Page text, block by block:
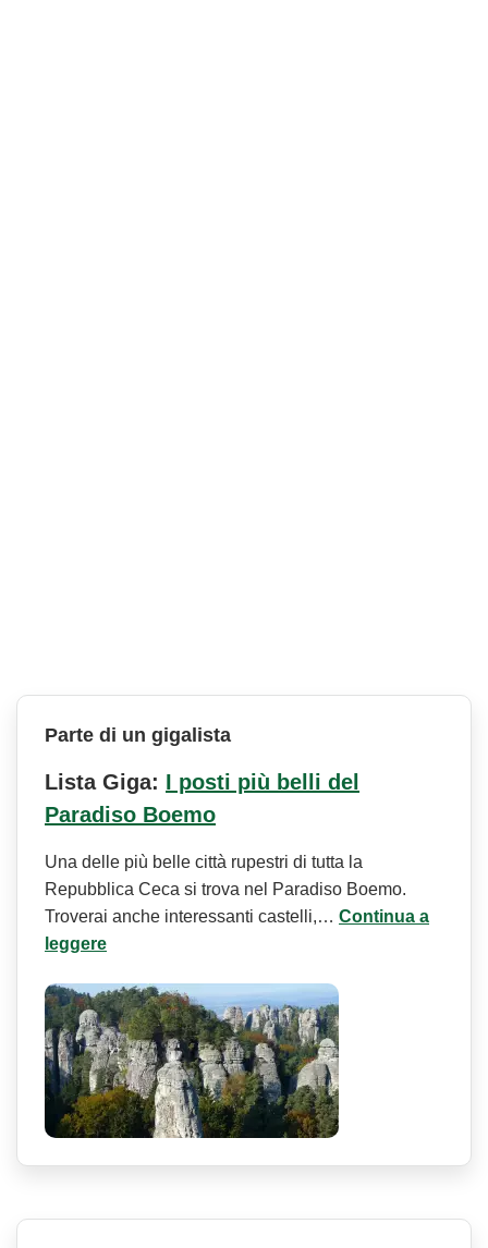
Parte di un gigalista
Lista Giga: I posti più belli del
Paradiso Boemo
Una delle più belle città rupestri di tutta la
Repubblica Ceca si trova nel Paradiso Boemo.
Troverai anche interessanti castelli,… Continua a
leggere